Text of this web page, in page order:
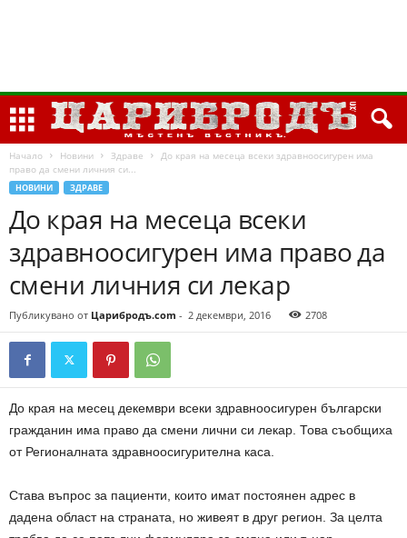
Начало Новини Здраве
До края на месеца всеки здравноосигурен има
право да смени личния си...
НОВИНИ ЗДРАВЕ
До края на месеца всеки
здравноосигурен има право да
смени личния си лекар
Публикувано от Царибродъ.com - 2 декември, 2016 2708
До края на месец декември всеки здравноосигурен български
гражданин има право да смени лични си лекар. Това съобщиха
от Регионалната здравноосигурителна каса.
Става въпрос за пациенти, които имат постоянен адрес в
дадена област на страната, но живеят в друг регион. За целта